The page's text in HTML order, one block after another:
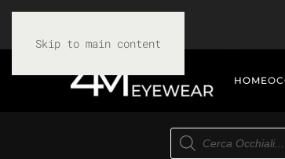
Skip to main content
HOME
Products
search